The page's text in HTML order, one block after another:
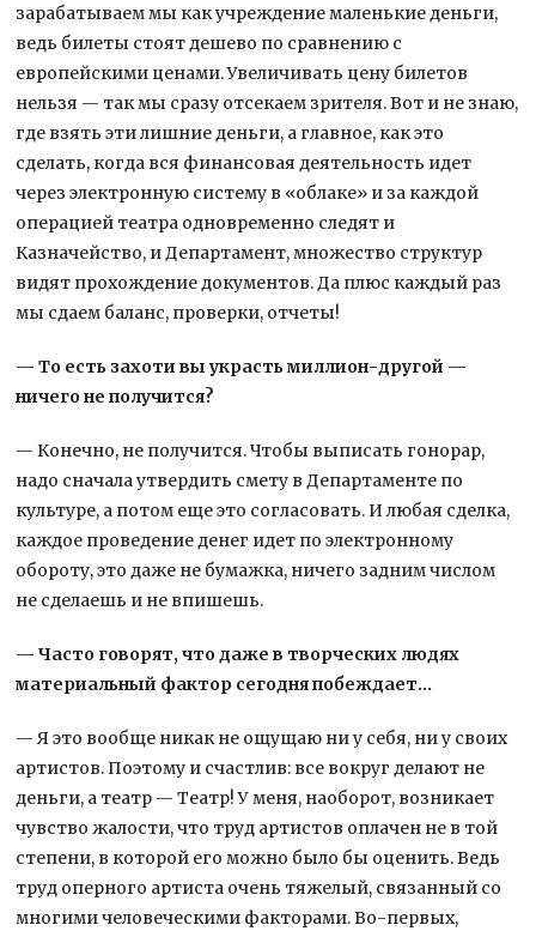
зарабатываем мы как учреждение маленькие деньги,
ведь билеты стоят дешево по сравнению с
европейскими ценами. Увеличивать цену билетов
нельзя — так мы сразу отсекаем зрителя. Вот и не знаю,
где взять эти лишние деньги, а главное, как это
сделать, когда вся финансовая деятельность идет
через электронную систему в «облаке» и за каждой
операцией театра одновременно следят и
Казначейство, и Департамент, множество структур
видят прохождение документов. Да плюс каждый раз
мы сдаем баланс, проверки, отчеты!
— То есть захоти вы украсть миллион-другой —
ничего не получится?
— Конечно, не получится. Чтобы выписать гонорар,
надо сначала утвердить смету в Департаменте по
культуре, а потом еще это согласовать. И любая сделка,
каждое проведение денег идет по электронному
обороту, это даже не бумажка, ничего задним числом
не сделаешь и не впишешь.
— Часто говорят, что даже в творческих людях
материальный фактор сегодня побеждает…
— Я это вообще никак не ощущаю ни у себя, ни у своих
артистов. Поэтому и счастлив: все вокруг делают не
деньги, а театр — Театр! У меня, наоборот, возникает
чувство жалости, что труд артистов оплачен не в той
степени, в которой его можно было бы оценить. Ведь
труд оперного артиста очень тяжелый, связанный со
многими человеческими факторами. Во-первых,